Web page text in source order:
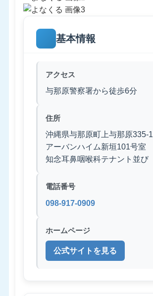
基本情報
アクセス
与那原警察署から徒歩6分
住所
沖縄県与那原町上与那原335-1
アーバンハイム新垣101号室
知念耳鼻咽喉科テナント並び
電話番号
098-917-0909
ホームページ
公式サイトを見る